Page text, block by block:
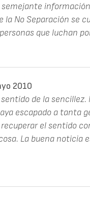
la No Separación se
que luchan
2010
de la
escapado a tanta
el sentido
La buena noticia